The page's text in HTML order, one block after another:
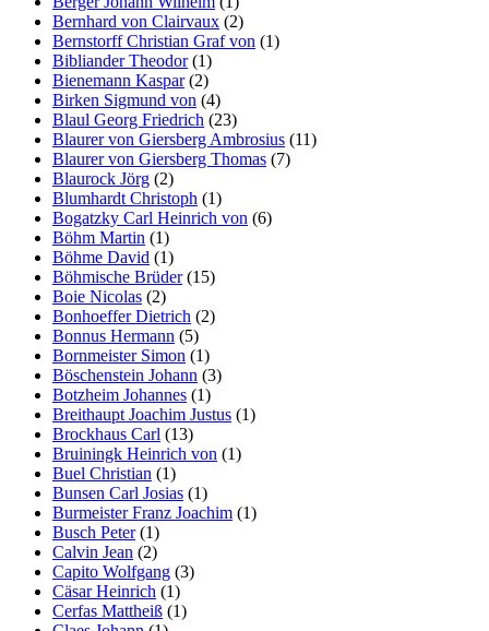
Bernhard von Clairvaux (2)
Bernstorff Christian Graf von (1)
Bibliander Theodor(1)
Bienemann Kaspar(2)
Birken Sigmund von (4)
Blaul Georg Friedrich (23)
Blaurer von Giersberg Ambrosius (11)
Blaurer von Giersberg Thomas (7)
Blaurock Jörg (2)
Blumhardt Christoph (1)
Bogatzky Carl Heinrich von (6)
Böhm Martin (1)
Böhme David (1)
Böhmische Brüder(15)
Boie Nicolas (2)
Bonhoeffer Dietrich (2)
Bonnus Hermann (5)
Bornmeister Simon (1)
Böschenstein Johann (3)
Botzheim Johannes (1)
Breithaupt Joachim Justus (1)
Brockhaus Carl (13)
Bruiningk Heinrich von (1)
Buel Christian (1)
Bunsen Carl Josias (1)
Burmeister Franz Joachim (1)
Busch Peter(1)
Calvin Jean (2)
Capito Wolfgang (3)
Cäsar Heinrich (1)
Cerfas Mattheiß (1)